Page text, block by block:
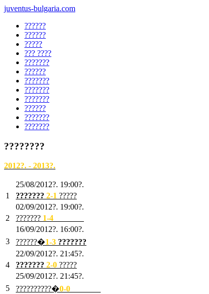
juventus-bulgaria.com
??????
??????
?????
??? ????
???????
??????
???????
???????
???????
??????
???????
???????
????????
2012?. - 2013?.
25/08/2012?. 19:00?.
1
??????? 2-1 ?????
02/09/2012?. 19:00?.
2
??????? 1-4
16/09/2012?. 16:00?.
3
??????�1-3 ???????
22/09/2012?. 21:45?.
4
??????? 2-0 ?????
25/09/2012?. 21:45?.
5
??????????�0-0